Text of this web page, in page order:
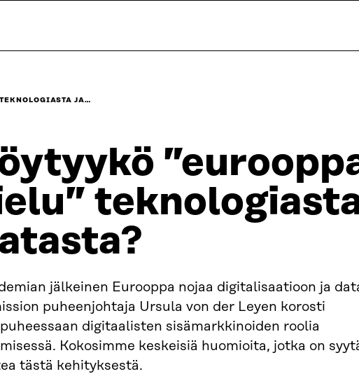
JA…
jälkeinen Eurooppa nojaa digitalisaatioon ja
puheenjohtaja Ursula von der Leyen korosti
digitaalisten sisämarkkinoiden roolia
Kokosimme keskeisiä huomioita, jotka on
tästä kehityksestä.